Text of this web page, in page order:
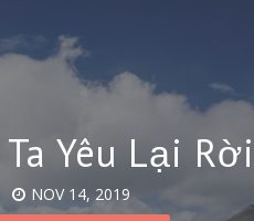
Yêu Lại
NOV 14, 2019